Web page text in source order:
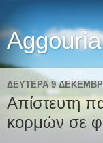
ΔΕΥΤΈΡΑ 9
Απίστευτη
κορμών σε